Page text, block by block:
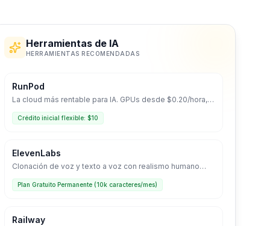
Herramientas de IA
HERRAMIENTAS RECOMENDADAS
RunPod
La cloud más rentable para IA. GPUs desde $0.20/hora,
Crédito inicial flexible: $10
ElevenLabs
Clonación de voz y texto a voz con realismo humano
Plan Gratuito Permanente (10k caracteres/mes)
Railway